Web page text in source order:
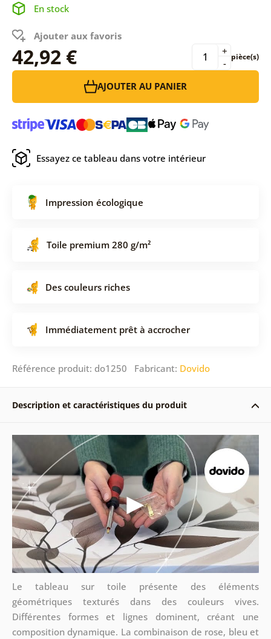
En stock
Ajouter aux favoris
42,92 € -
+ pièce(s)
AJOUTER AU PANIER
Essayez ce tableau dans votre intérieur
Impression écologique
Toile premium 280 g/m²
Des couleurs riches
Immédiatement prêt à accrocher
Référence produit: do1250 Fabricant: Dovido
Description et caractéristiques du produit
Le tableau sur toile présente des éléments
géométriques texturés dans des couleurs vives.
Différentes formes et lignes dominent, créant une
composition dynamique. La combinaison de rose, bleu et